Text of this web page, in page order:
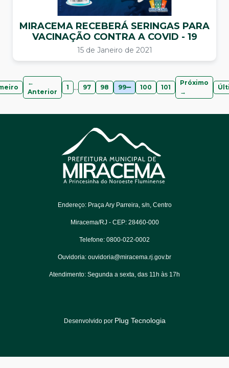
MIRACEMA RECEBERÁ SERINGAS PARA
VACINAÇÃO CONTRA A COVID - 19
15 de Janeiro de 2021
←
Anterior
1 ... 97 98 99 100 101
Próximo
→
Endereço: Praça Ary Parreira, s/n, Centro
Miracema/RJ - CEP: 28460-000
Telefone: 0800-022-0002
Ouvidoria: ouvidoria@miracema.rj.gov.br
Atendimento: Segunda a sexta, das 11h às 17h
Desenvolvido por Plug Tecnologia